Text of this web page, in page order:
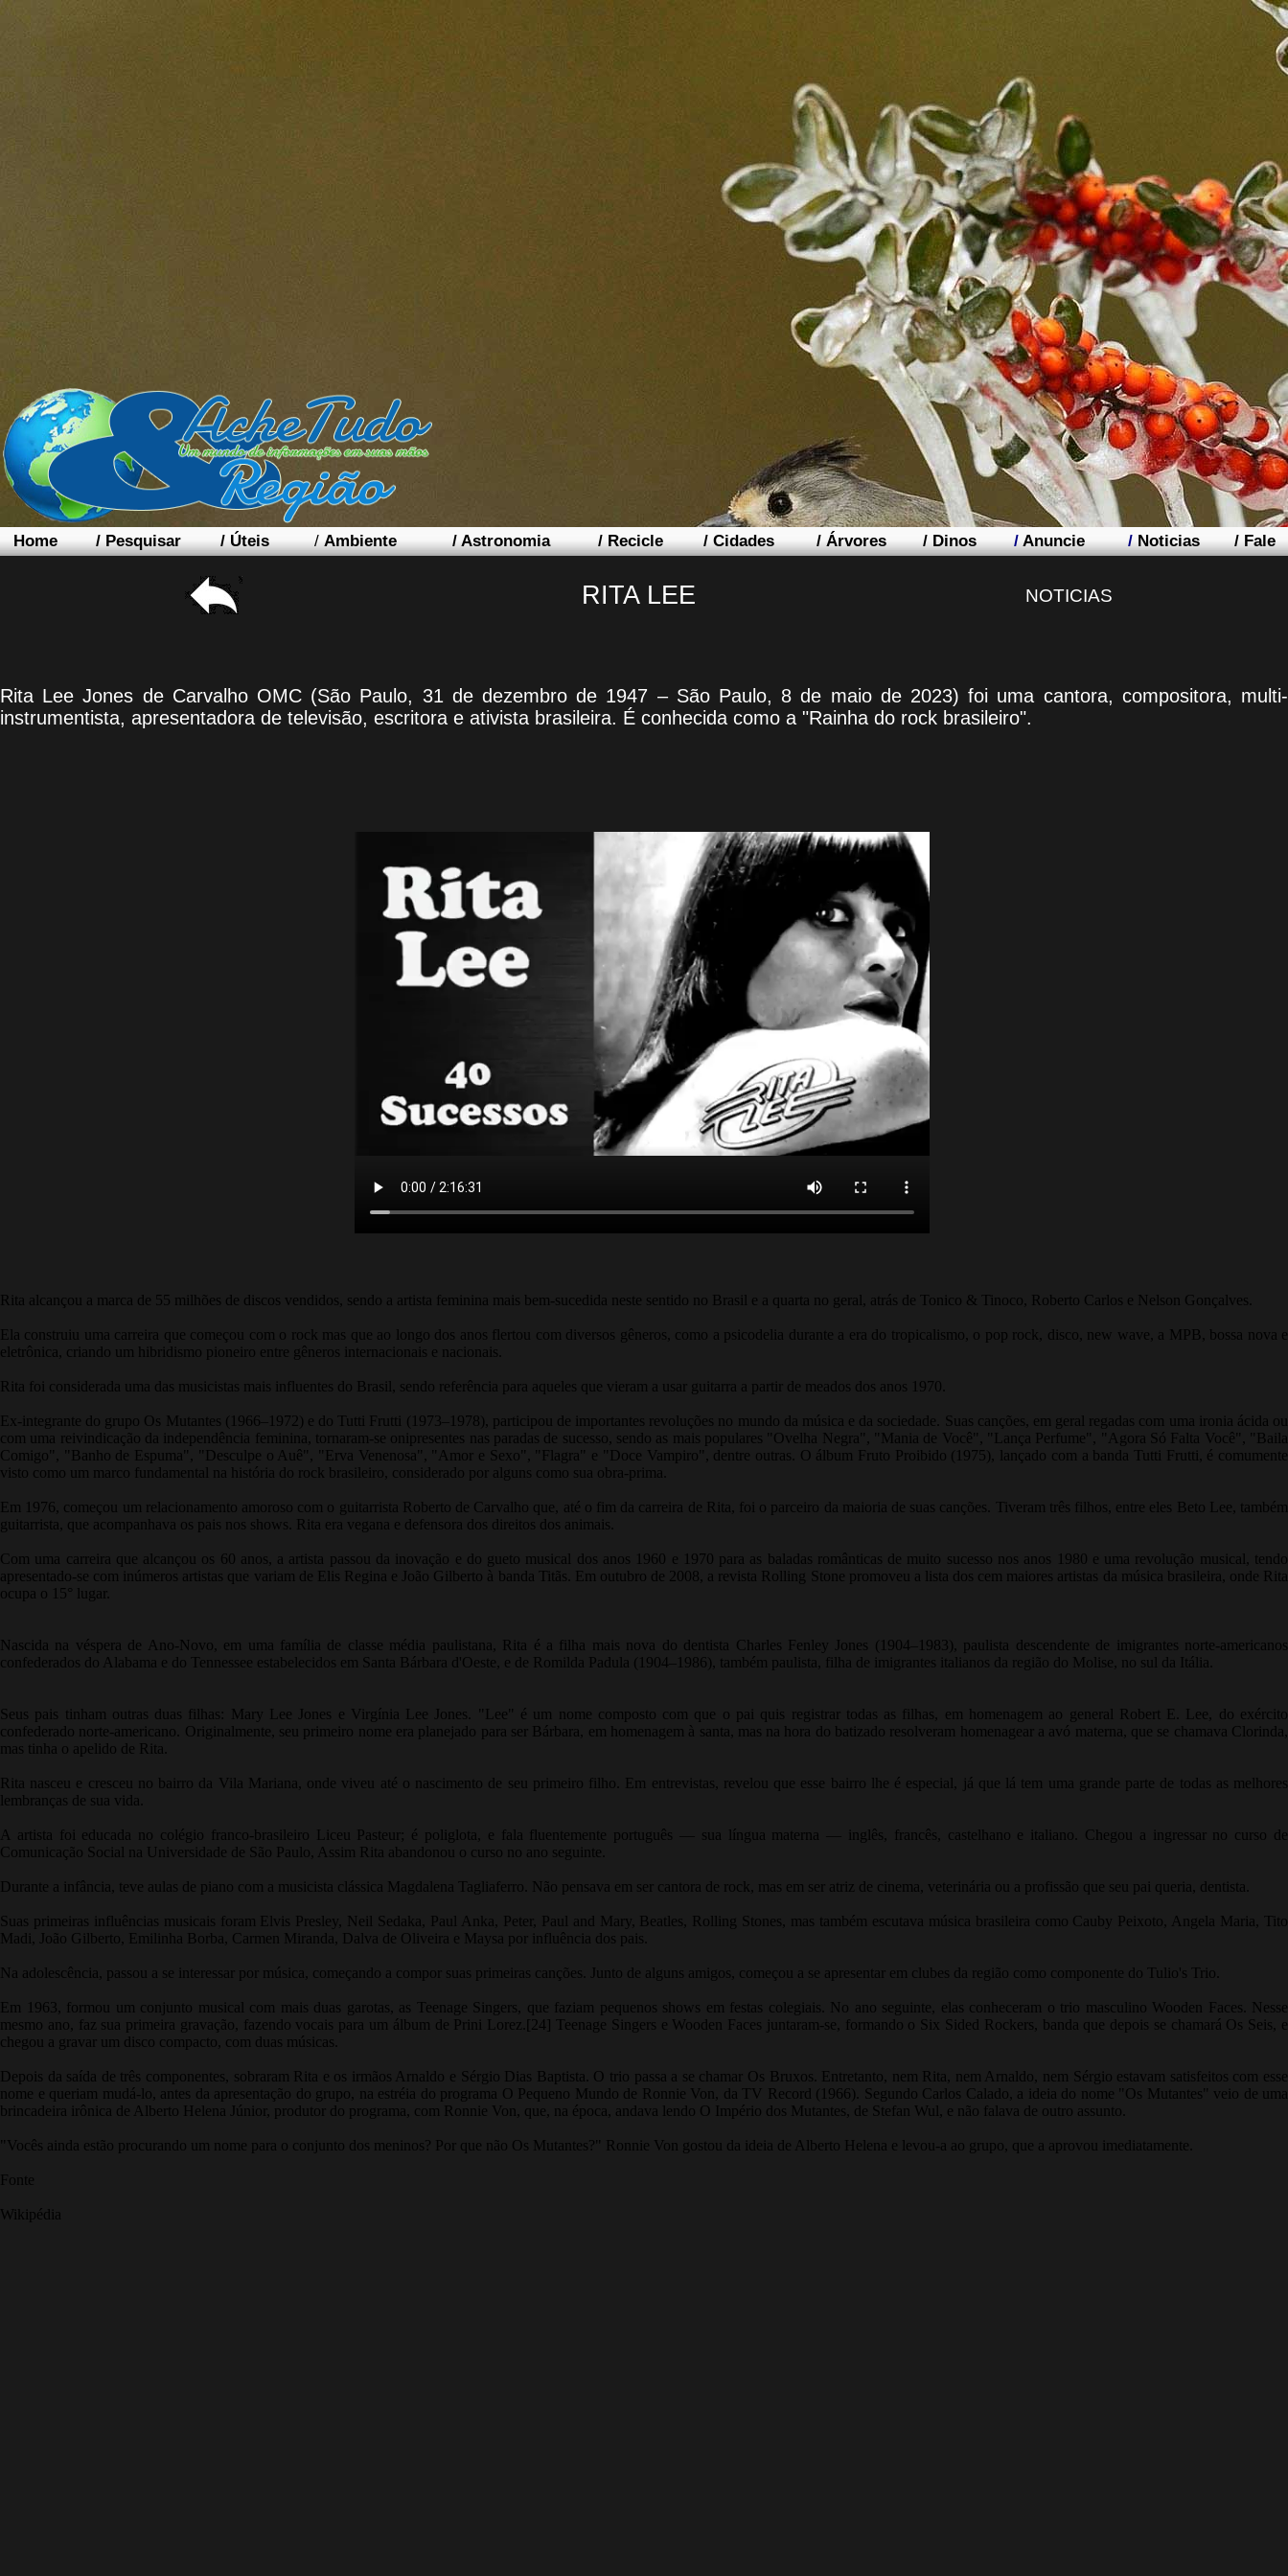
Home /Pesquisar /Úteis /Ambiente /Astronomia /Recicle /Cidades /Árvores /Dinos /Anuncie /Noticias /Fale
RITA LEE NOTICIAS
Rita Lee Jones de Carvalho OMC (São Paulo, 31 de dezembro de 1947 – São Paulo, 8 de maio de 2023) foi uma cantora, compositora, multi-
instrumentista, apresentadora de televisão, escritora e ativista brasileira. É conhecida como a "Rainha do rock brasileiro".
Rita alcançou a marca de 55 milhões de discos vendidos, sendo a artista feminina mais bem-sucedida neste sentido no Brasil e a quarta no geral, atrás de Tonico & Tinoco, Roberto Carlos e Nelson Gonçalves.
Ela construiu uma carreira que começou com o rock mas que ao longo dos anos flertou com diversos gêneros, como a psicodelia durante a era do tropicalismo, o pop rock, disco, new wave, a MPB, bossa nova e
eletrônica, criando um hibridismo pioneiro entre gêneros internacionais e nacionais.
Rita foi considerada uma das musicistas mais influentes do Brasil, sendo referência para aqueles que vieram a usar guitarra a partir de meados dos anos 1970.
Ex-integrante do grupo Os Mutantes (1966–1972) e do Tutti Frutti (1973–1978), participou de importantes revoluções no mundo da música e da sociedade. Suas canções, em geral regadas com uma ironia ácida ou
com uma reivindicação da independência feminina, tornaram-se onipresentes nas paradas de sucesso, sendo as mais populares "Ovelha Negra", "Mania de Você", "Lança Perfume", "Agora Só Falta Você", "Baila
Comigo", "Banho de Espuma", "Desculpe o Auê", "Erva Venenosa", "Amor e Sexo", "Flagra" e "Doce Vampiro", dentre outras. O álbum Fruto Proibido (1975), lançado com a banda Tutti Frutti, é comumente
visto como um marco fundamental na história do rock brasileiro, considerado por alguns como sua obra-prima.
Em 1976, começou um relacionamento amoroso com o guitarrista Roberto de Carvalho que, até o fim da carreira de Rita, foi o parceiro da maioria de suas canções. Tiveram três filhos, entre eles Beto Lee, também
guitarrista, que acompanhava os pais nos shows. Rita era vegana e defensora dos direitos dos animais.
Com uma carreira que alcançou os 60 anos, a artista passou da inovação e do gueto musical dos anos 1960 e 1970 para as baladas românticas de muito sucesso nos anos 1980 e uma revolução musical, tendo
apresentado-se com inúmeros artistas que variam de Elis Regina e João Gilberto à banda Titãs. Em outubro de 2008, a revista Rolling Stone promoveu a lista dos cem maiores artistas da música brasileira, onde Rita
ocupa o 15° lugar.
Nascida na véspera de Ano-Novo, em uma família de classe média paulistana, Rita é a filha mais nova do dentista Charles Fenley Jones (1904–1983), paulista descendente de imigrantes norte-americanos
confederados do Alabama e do Tennessee estabelecidos em Santa Bárbara d'Oeste, e de Romilda Padula (1904–1986), também paulista, filha de imigrantes italianos da região do Molise, no sul da Itália.
Seus pais tinham outras duas filhas: Mary Lee Jones e Virgínia Lee Jones. "Lee" é um nome composto com que o pai quis registrar todas as filhas, em homenagem ao general Robert E. Lee, do exército
confederado norte-americano. Originalmente, seu primeiro nome era planejado para ser Bárbara, em homenagem à santa, mas na hora do batizado resolveram homenagear a avó materna, que se chamava Clorinda,
mas tinha o apelido de Rita.
Rita nasceu e cresceu no bairro da Vila Mariana, onde viveu até o nascimento de seu primeiro filho. Em entrevistas, revelou que esse bairro lhe é especial, já que lá tem uma grande parte de todas as melhores
lembranças de sua vida.
A artista foi educada no colégio franco-brasileiro Liceu Pasteur; é poliglota, e fala fluentemente português — sua língua materna — inglês, francês, castelhano e italiano. Chegou a ingressar no curso de
Comunicação Social na Universidade de São Paulo, Assim Rita abandonou o curso no ano seguinte.
Durante a infância, teve aulas de piano com a musicista clássica Magdalena Tagliaferro. Não pensava em ser cantora de rock, mas em ser atriz de cinema, veterinária ou a profissão que seu pai queria, dentista.
Suas primeiras influências musicais foram Elvis Presley, Neil Sedaka, Paul Anka, Peter, Paul and Mary, Beatles, Rolling Stones, mas também escutava música brasileira como Cauby Peixoto, Angela Maria, Tito
Madi, João Gilberto, Emilinha Borba, Carmen Miranda, Dalva de Oliveira e Maysa por influência dos pais.
Na adolescência, passou a se interessar por música, começando a compor suas primeiras canções. Junto de alguns amigos, começou a se apresentar em clubes da região como componente do Tulio's Trio.
Em 1963, formou um conjunto musical com mais duas garotas, as Teenage Singers, que faziam pequenos shows em festas colegiais. No ano seguinte, elas conheceram o trio masculino Wooden Faces. Nesse
mesmo ano, faz sua primeira gravação, fazendo vocais para um álbum de Prini Lorez.[24] Teenage Singers e Wooden Faces juntaram-se, formando o Six Sided Rockers, banda que depois se chamará Os Seis, e
chegou a gravar um disco compacto, com duas músicas.
Depois da saída de três componentes, sobraram Rita e os irmãos Arnaldo e Sérgio Dias Baptista. O trio passa a se chamar Os Bruxos. Entretanto, nem Rita, nem Arnaldo, nem Sérgio estavam satisfeitos com esse
nome e queriam mudá-lo, antes da apresentação do grupo, na estréia do programa O Pequeno Mundo de Ronnie Von, da TV Record (1966). Segundo Carlos Calado, a ideia do nome "Os Mutantes" veio de uma
brincadeira irônica de Alberto Helena Júnior, produtor do programa, com Ronnie Von, que, na época, andava lendo O Império dos Mutantes, de Stefan Wul, e não falava de outro assunto.
"Vocês ainda estão procurando um nome para o conjunto dos meninos? Por que não Os Mutantes?" Ronnie Von gostou da ideia de Alberto Helena e levou-a ao grupo, que a aprovou imediatamente.
Fonte
Wikipédia